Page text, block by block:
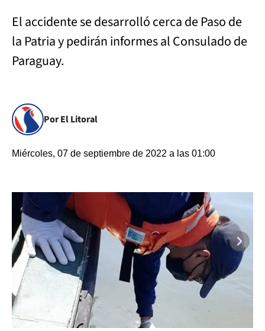
El accidente se desarrolló cerca de Paso de
la Patria y pedirán informes al Consulado de
Paraguay.
Por El Litoral
Miércoles, 07 de septiembre de 2022 a las 01:00